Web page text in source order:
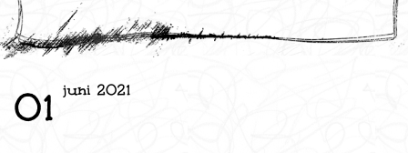
01 juni 2021